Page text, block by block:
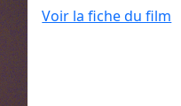
Voir la fiche du film